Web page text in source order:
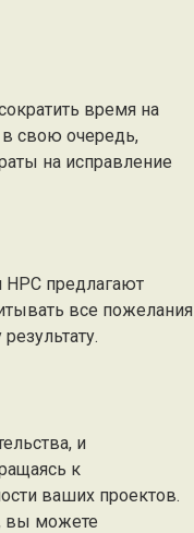
время на
в свою очередь,
на исправление
НРС предлагают
все пожелания
и
к
ваших проектов.
вы можете